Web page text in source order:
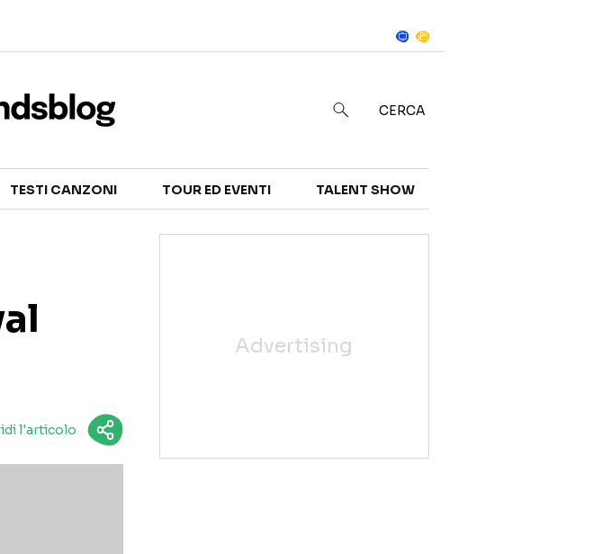
in Notizie
TESTI CANZONI
CERCA
TESTI CANZONI TOUR ED EVENTI TALENT SHOW
l'articolo